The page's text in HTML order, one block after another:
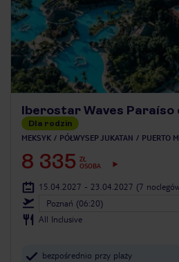
Iberostar Waves Paraíso
Dla rodzin
MEKSYK PÓŁWYSEP JUKATAN PUERTO
8 335 ZŁ
OSOBA
15.04.2027 - 23.04.2027 (7
Poznań (06:20)
All Inclusive
bezpośrednio przy plaży